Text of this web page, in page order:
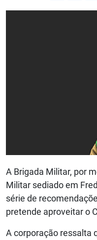
A Brigada Militar, por
Militar sediado em
série de
pretende aproveitar o
A corporação ressalta